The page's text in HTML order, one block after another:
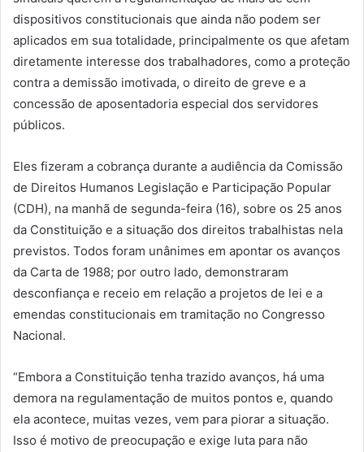
dispositivos constitucionais que ainda não podem ser
aplicados em sua totalidade, principalmente os que afetam
diretamente interesse dos trabalhadores, como a proteção
contra a demissão imotivada, o direito de greve e a
concessão de aposentadoria especial dos servidores
públicos.
Eles fizeram a cobrança durante a audiência da Comissão
de Direitos Humanos Legislação e Participação Popular
(CDH), na manhã de segunda-feira (16), sobre os 25 anos
da Constituição e a situação dos direitos trabalhistas nela
previstos. Todos foram unânimes em apontar os avanços
da Carta de 1988; por outro lado, demonstraram
desconfiança e receio em relação a projetos de lei e a
emendas constitucionais em tramitação no Congresso
Nacional.
“Embora a Constituição tenha trazido avanços, há uma
demora na regulamentação de muitos pontos e, quando
ela acontece, muitas vezes, vem para piorar a situação.
Isso é motivo de preocupação e exige luta para não